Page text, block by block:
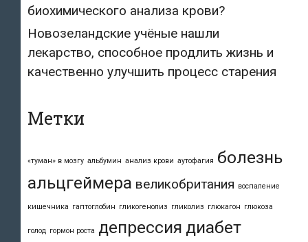
биохимического анализа крови?
Новозеландские учёные нашли
лекарство, способное продлить жизнь и
качественно улучшить процесс старения
Метки
«туман» в мозгу альбумин анализ крови аутофагия болезнь
альцгеймера великобритания воспаление
кишечника гаптоглобин гликогенолиз гликолиз глюкагон глюкоза
голод гормон роста депрессия диабет